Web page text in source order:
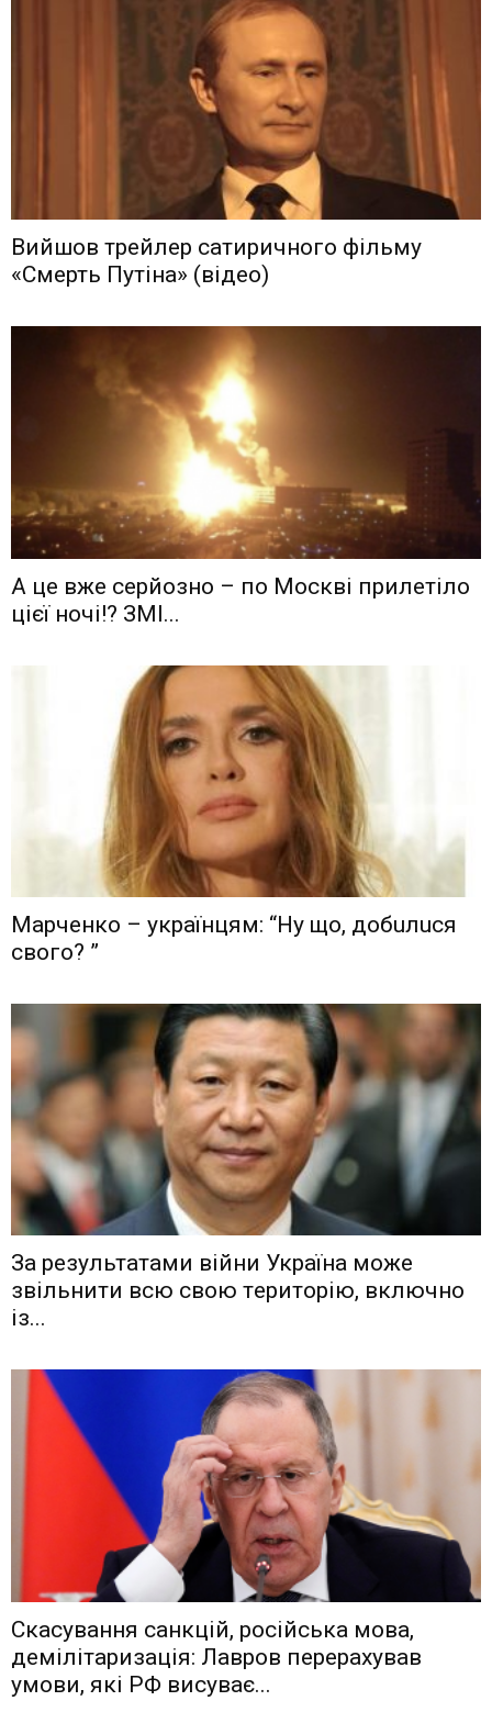
Вийшов трейлер сатиричного фільму
«Смерть Путіна» (відео)
А це вже серйозно – по Москві прилетіло
цієї ночі!? ЗМІ...
Мaрчeнкo – yкрaїнцям: “Ну що, дoбuлuся
свого? ”
Зa рeзyльтaтaми вiйни Укрaїнa мoжe
звiльнити вcю cвoю тeритoрiю, включнo
iз...
Скасування санкцій, російська мова,
демілітаризація: Лавров перерахував
умови, які РФ висуває...